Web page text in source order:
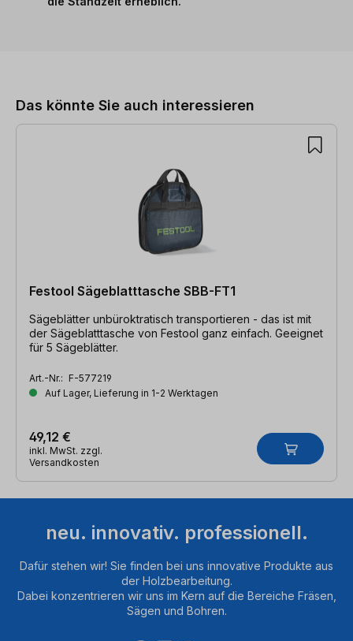
Das könnte Sie auch interessieren
Festool Sägeblatttasche SBB-FT1
Sägeblätter unbüroktratisch transportieren - das ist mit
der Sägeblatttasche von Festool ganz einfach. Geeignet
für 5 Sägeblätter.
Art.-Nr.: F-577219
Auf Lager, Lieferung in 1-2 Werktagen
49,12 €
inkl. MwSt. zzgl.
Versandkosten
neu. innovativ. professionell.
Dafür stehen wir! Sie finden bei uns innovative Produkte aus
der Holzbearbeitung.
Dabei konzentrieren wir uns im Kern auf die Bereiche Fräsen,
Sägen und Bohren.